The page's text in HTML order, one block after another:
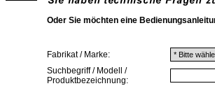
Oder Sie möchten eine
Fabrikat / Marke:
Suchbegriff / Modell /
Produktbezeichnung: